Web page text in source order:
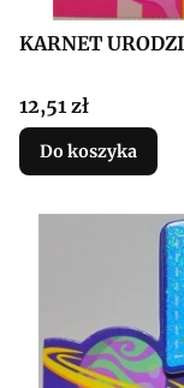
KARNET
Cena
12,51 zł
Do koszyka